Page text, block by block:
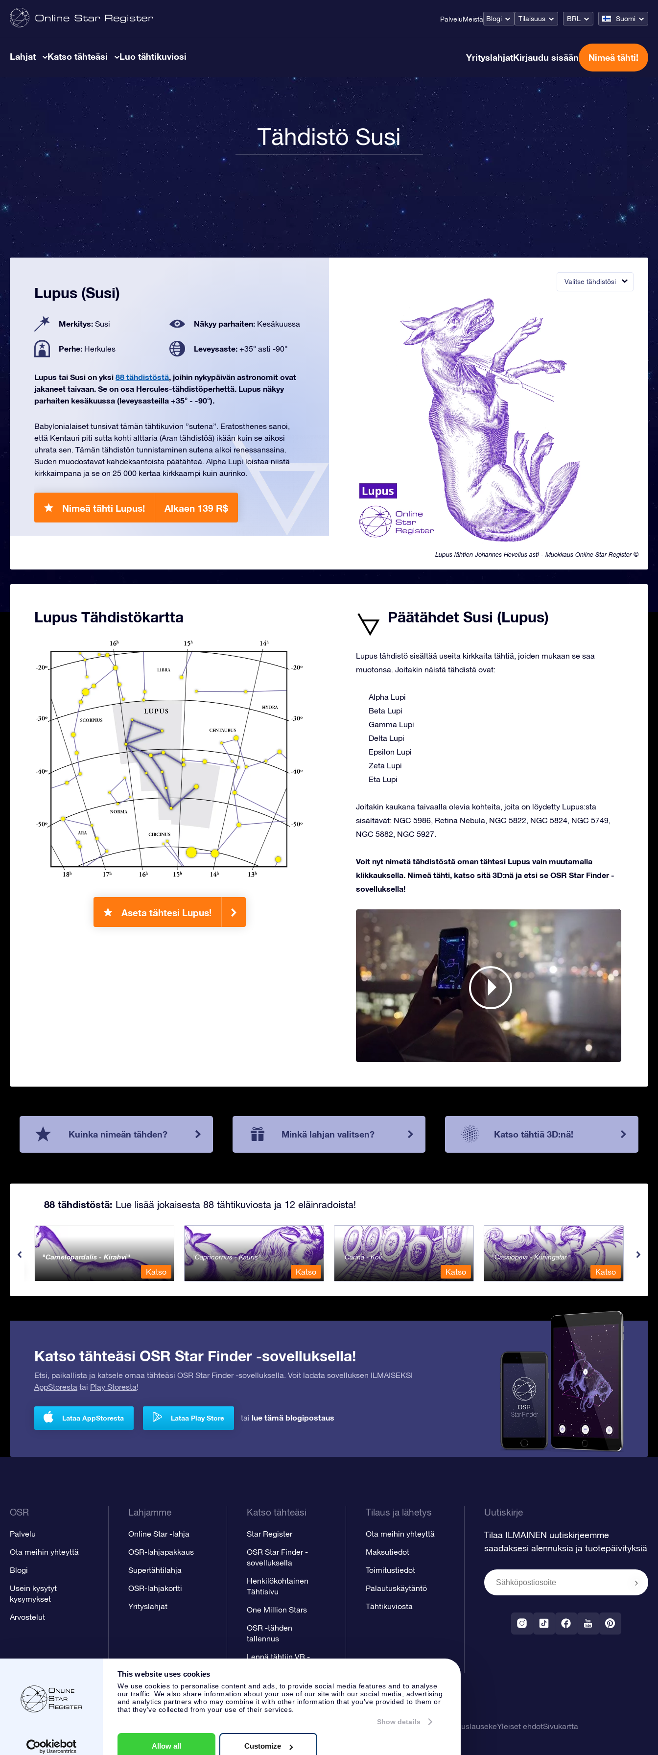
This website uses cookies
We use cookies to personalise content and ads, to provide social media features and to analyse
our traffic. We also share information about your use of our site with our social media, advertising
and analytics partners who may combine it with other information that you’ve provided to them or
that they’ve collected from your use of their services.
Show details
Allow all Customize
PalveluMeistä Blogi Tilaisuus BRL Suomi
Lahjat Katso tähteäsi Luo tähtikuviosi YrityslahjatKirjaudu sisään Nimeä tähti!
Tähdistö Susi
Valitse tähdistösi
Lupus lähtien Johannes Hevelius asti - Muokkaus Online Star Register ©
Lupus (Susi)
Merkitys: Susi Näkyy parhaiten: Kesäkuussa
Perhe: Herkules Leveysaste: +35° asti -90°
Lupus tai Susi on yksi 88 tähdistöstä, joihin nykypäivän astronomit ovat
jakaneet taivaan. Se on osa Hercules-tähdistöperhettä. Lupus näkyy
parhaiten kesäkuussa (leveysasteilla +35° - -90°).
Babylonialaiset tunsivat tämän tähtikuvion ”sutena”. Eratosthenes sanoi,
että Kentauri piti sutta kohti alttaria (Aran tähdistöä) ikään kuin se aikosi
uhrata sen. Tämän tähdistön tunnistaminen sutena alkoi renessanssina.
Suden muodostavat kahdeksantoista päätähteä. Alpha Lupi loistaa niistä
kirkkaimpana ja se on 25 000 kertaa kirkkaampi kuin aurinko.
Nimeä tähti Lupus! Alkaen 139 R$
Lupus Tähdistökartta
Aseta tähtesi Lupus!
Päätähdet Susi (Lupus)
Lupus tähdistö sisältää useita kirkkaita tähtiä, joiden mukaan se saa
muotonsa. Joitakin näistä tähdistä ovat:
Alpha Lupi
Beta Lupi
Gamma Lupi
Delta Lupi
Epsilon Lupi
Zeta Lupi
Eta Lupi
Joitakin kaukana taivaalla olevia kohteita, joita on löydetty Lupus:sta
sisältävät: NGC 5986, Retina Nebula, NGC 5822, NGC 5824, NGC 5749,
NGC 5882, NGC 5927.
Voit nyt nimetä tähdistöstä oman tähtesi Lupus vain muutamalla
klikkauksella. Nimeä tähti, katso sitä 3D:nä ja etsi se OSR Star Finder -
sovelluksella!
Kuinka nimeän tähden? Minkä lahjan valitsen? Katso tähtiä 3D:nä!
88 tähdistöstä: Lue lisää jokaisesta 88 tähtikuviosta ja 12 eläinradoista!
Camelopardalis - Kirahvi
Katso
Capricornus - Kauris
Katso
Carina - Köli
Katso
Cassiopeia - Kuningatar
Katso
Katso tähteäsi OSR Star Finder -sovelluksella!
Etsi, paikallista ja katsele omaa tähteäsi OSR Star Finder -sovelluksella. Voit ladata sovelluksen ILMAISEKSI
AppStoresta tai Play Storesta!
Lataa AppStoresta Lataa Play Store tai lue tämä blogipostaus
OSR
Palvelu
Ota meihin yhteyttä
Blogi
Usein kysytyt
kysymykset
Arvostelut
Lahjamme
Online Star -lahja
OSR-lahjapakkaus
Supertähtilahja
OSR-lahjakortti
Yrityslahjat
Katso tähteäsi
Star Register
OSR Star Finder -
sovelluksella
Henkilökohtainen
Tähtisivu
One Million Stars
OSR -tähden
tallennus
Lennä tähtiin VR -
Tilaus ja lähetys
Ota meihin yhteyttä
Maksutiedot
Toimitustiedot
Palautuskäytäntö
Tähtikuviosta
Uutiskirje
Tilaa ILMAINEN uutiskirjeemme
saadaksesi alennuksia ja tuotepäivityksiä
Asiakaspalvelu:help@osr.org KVK: 60333553, VAT: NL 8538.62.722B01
Tietosuoja ja vastuuvapauslausekeYleiset ehdotSivukartta